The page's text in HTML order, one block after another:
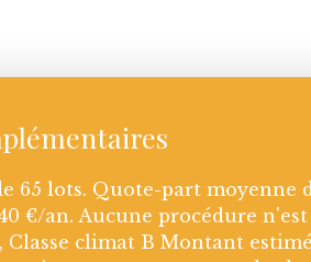
65 lots. Quote-part moyenne
€/an. Aucune procédure n'est
Classe climat B Montant